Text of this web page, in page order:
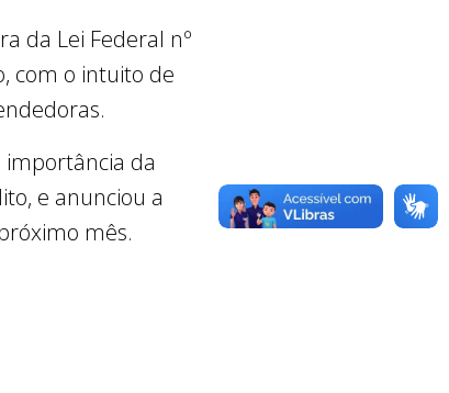
da Lei Federal nº
com o intuito de
importância da
e anunciou a
mês.